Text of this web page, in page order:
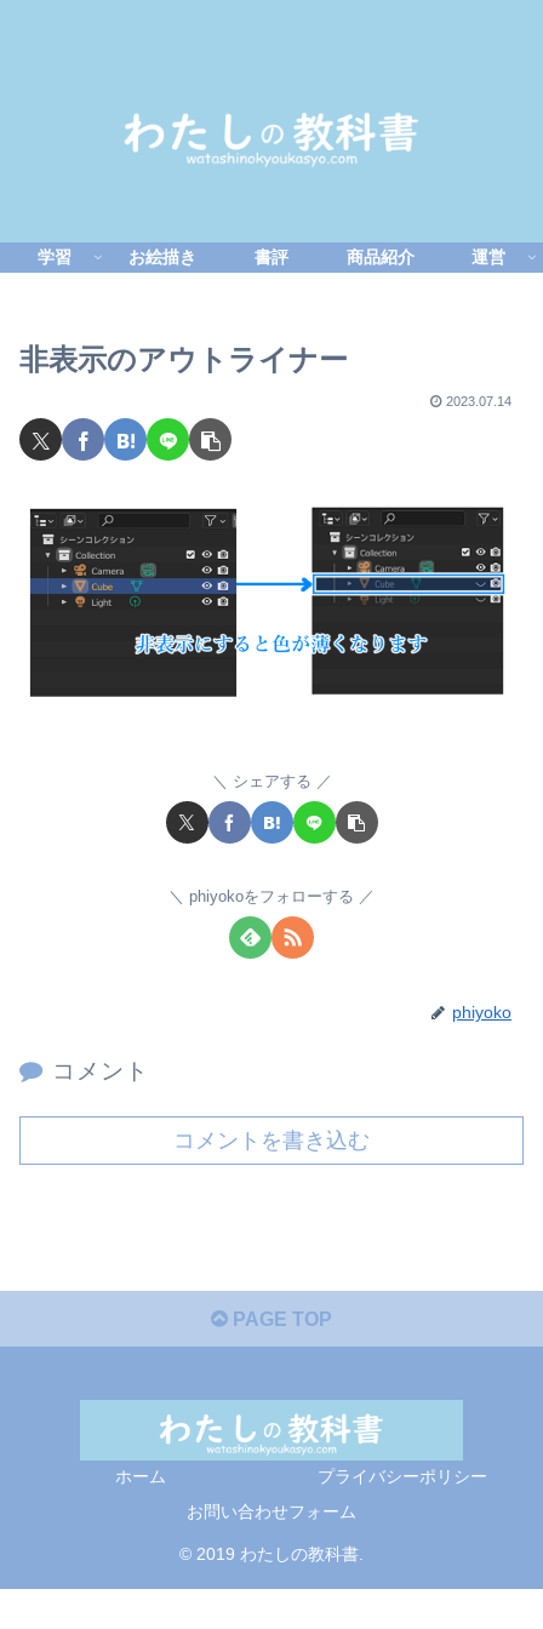
学習 お絵描き 書評 商品紹介 運営
非表示のアウトライナー
2023.07.14
シェアする
phiyokoをフォローする
phiyoko
コメント
コメントを書き込む
PAGE TOP
ホーム
プライバシーポリシー
お問い合わせフォーム
© 2019 わたしの教科書.